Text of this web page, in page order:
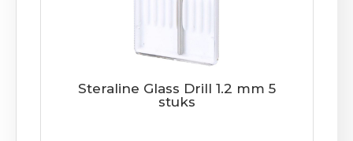
Steraline Glass Drill 1.2 mm 5
stuks